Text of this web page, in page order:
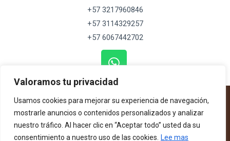
Valoramos tu privacidad
Usamos cookies para mejorar su experiencia de navegación,
mostrarle anuncios o contenidos personalizados y analizar
nuestro tráfico. Al hacer clic en “Aceptar todo” usted da su
consentimiento a nuestro uso de las cookies.
Lee mas
+57 3217960846
+57 3114329257
+57 6067442702
Whatsapp
Dirección Calle 17 19-36, Armenia, Quindío |
Teléfono celular +57 321 796 0846